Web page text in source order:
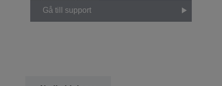
Gå till support